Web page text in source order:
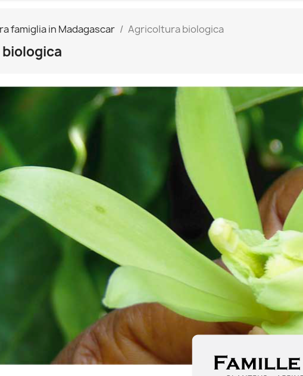
famiglia in Madagascar Agricoltura biologica